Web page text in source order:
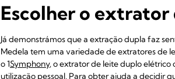
Escolher o extrator
Já demonstrámos que a extração dupla faz
Medela tem uma variedade de extratores de
o 1Symphony, o extrator de leite duplo
utilização pessoal. Para obter ajuda a decidir